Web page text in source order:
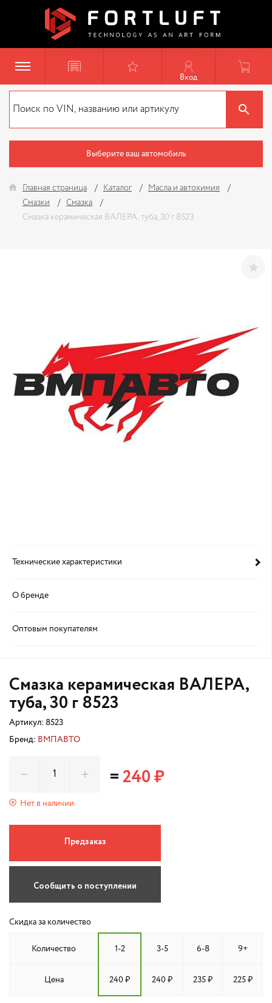
Вход
Выберите ваш автомобиль
Главная страница Каталог
Масла и автохимия
Смазки
Смазка
Смазка керамическая ВАЛЕРА, туба, 30 г 8523
Технические характеристики
О бренде
Оптовым покупателям
Смазка керамическая ВАЛЕРА,
туба, 30 г 8523
Артикул: 8523
Бренд: ВМПАВТО
Нет в наличии
=240 ₽
Предзаказ
Сообщить о поступлении
Скидка за количество
Количество 1-2 3-5 6-8 9+
Цена 240 ₽ 240 ₽ 235 ₽ 225 ₽